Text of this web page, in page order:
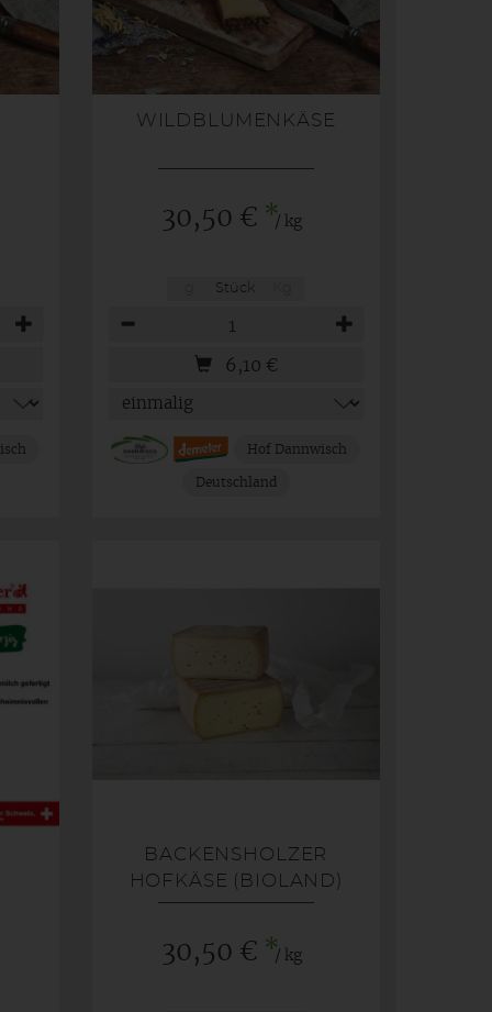
WILDBLUMENKÄSE
30,50 € */ kg
Stück
6,10 €
Hof Dannwisch
Deutschland
BACKENSHOLZER
HOFKÄSE (BIOLAND)
30,50 € */ kg